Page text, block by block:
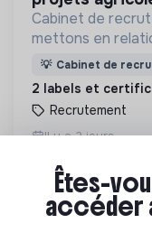
Cabinet de
mettons en
soucieuses de
ensemble pour
💡 Cabinet de
2 labels et
Recrutement
Il y a 2 jours
Êtes-
accéder